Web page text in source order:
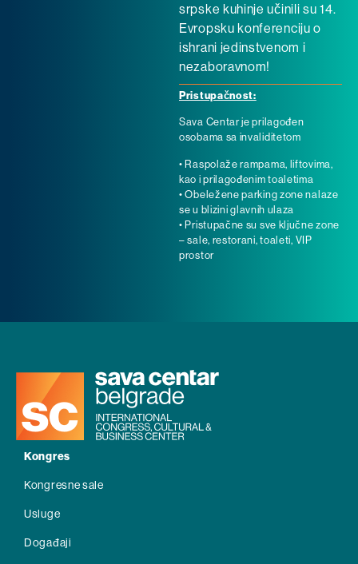
srpske kuhinje učinili su 14.
Evropsku konferenciju o
ishrani jedinstvenom i
nezaboravnom!
Pristupačnost:
Sava Centar je prilagođen
osobama sa invaliditetom
• Raspolaže rampama, liftovima,
kao i prilagođenim toaletima
• Obeležene parking zone nalaze
se u blizini glavnih ulaza
• Pristupačne su sve ključne zone
– sale, restorani, toaleti, VIP
prostor
Kongres
Kongresne sale
Usluge
Događaji